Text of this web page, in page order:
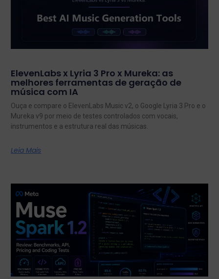
ElevenLabs x Lyria 3 Pro x Mureka: as
melhores ferramentas de geração de
música com IA
Ouça e compare o ElevenLabs Music v2, o Google Lyria 3 Pro e o
Mureka v9 por meio de testes controlados com vocais,
instrumentos e a estrutura real das músicas.
Leia Mais